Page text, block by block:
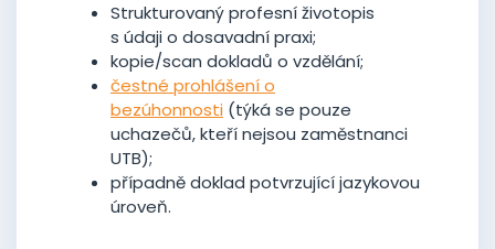
Strukturovaný profesní životopis
s údaji o dosavadní praxi;
kopie/scan dokladů o vzdělání;
čestné prohlášení o
bezúhonnosti (týká se pouze
uchazečů, kteří nejsou zaměstnanci
UTB);
případně doklad potvrzující jazykovou
úroveň.